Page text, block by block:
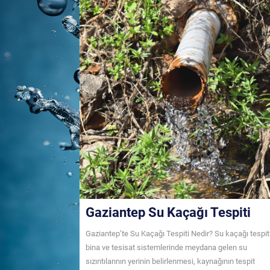
Gaziantep Su Kaçağı Tespiti
Gaziantep’te Su Kaçağı Tespiti Nedir? Su kaçağı
bina ve tesisat sistemlerinde meydana gelen su
sızıntılarının yerinin belirlenmesi, kaynağının tespit